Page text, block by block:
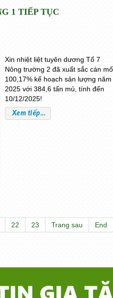
1 TIẾP TỤC
Xin nhiệt liệt tuyên dương Tổ 7
Nông trường 2 đã xuất sắc cán
100,17% kế hoạch sản lượng năm
2025 với 384,6 tấn mủ, tính đến
10/12/2025!
Xem tiếp...
22 23 Trang sau End